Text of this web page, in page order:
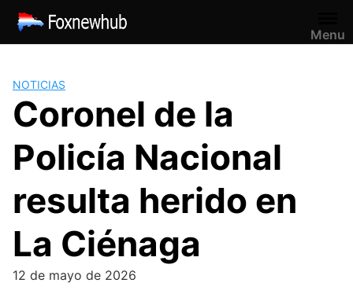
Saltar
contenido
Menu
NOTICIAS
Coronel de la
Policía Nacional
resulta herido en
La Ciénaga
12 de mayo de 2026